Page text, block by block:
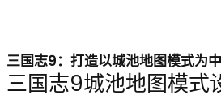
三国志9：打造以城池地图模式为
三国志9城池地图模式